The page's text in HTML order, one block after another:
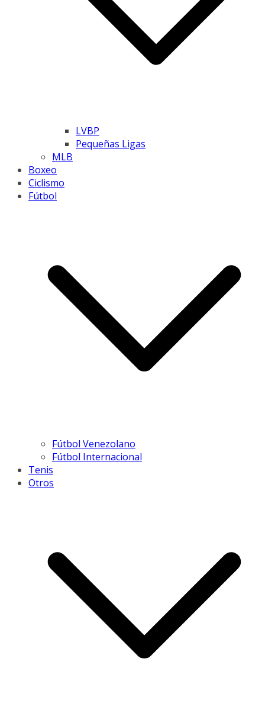
LVBP
Pequeñas Ligas
MLB
Boxeo
Ciclismo
Fútbol
Fútbol Venezolano
Fútbol Internacional
Tenis
Otros